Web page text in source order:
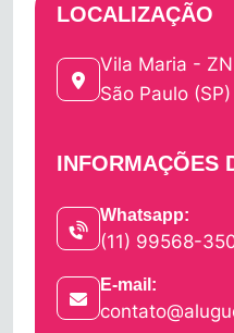
LOCALIZAÇÃO
Vila Maria - ZN
São Paulo (SP)
INFORMAÇÕES
Whatsapp:
(11) 99568-
E-mail: